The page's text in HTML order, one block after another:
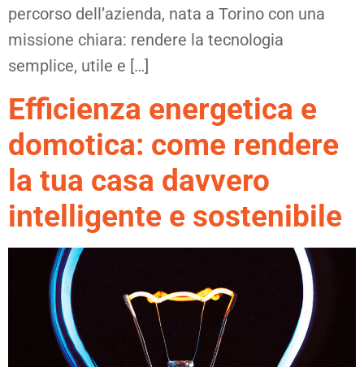
percorso dell’azienda, nata a Torino con una
missione chiara: rendere la tecnologia
semplice, utile e […]
Efficienza energetica e
domotica: come rendere
la tua casa davvero
intelligente e sostenibile